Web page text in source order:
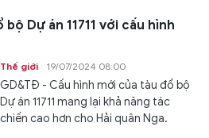
Dự án 11711 với cấu hình
Thế giới 19/07/2024 08:00
GD&TĐ - Cấu hình mới của tàu đổ bộ
Dự án 11711 mang lại khả năng tác
chiến cao hơn cho Hải quân Nga.